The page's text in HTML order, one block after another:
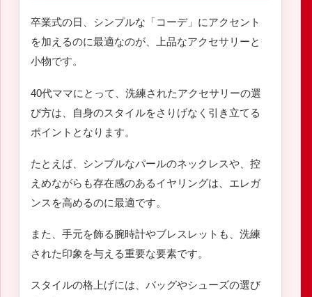
卒業式の日、シンプルな「コーデ」にアクセント
を加えるのに最適なのが、上品なアクセサリーと
小物です。
40代ママにとって、洗練されたアクセサリーの選
び方は、自身のスタイルをさりげなく引き立てる
ポイントとなります。
たとえば、シンプルなパールのネックレスや、控
えめながらも存在感のあるイヤリングは、エレガ
ンスを高めるのに最適です。
また、手元を飾る腕時計やブレスレットも、洗練
された印象を与える重要な要素です。
スタイルの格上げには、バッグやシューズの選び